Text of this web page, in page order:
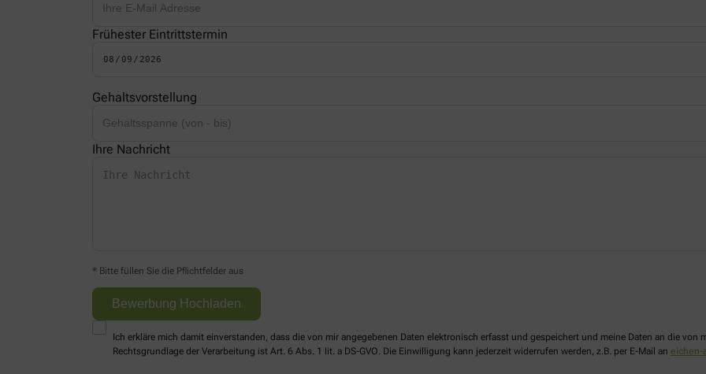
Frühester Eintrittstermin
Gehaltsvorstellung
Ihre Nachricht
* Bitte füllen Sie die Pflichtfelder aus
Ich erkläre mich damit einverstanden, dass die von mir angegebenen Daten elektronisch erfasst und gespeichert und meine Daten an die von
Rechtsgrundlage der Verarbeitung ist Art. 6 Abs. 1 lit. a DS-GVO. Die Einwilligung kann jederzeit widerrufen werden, z.B. per E-Mail an eichen-